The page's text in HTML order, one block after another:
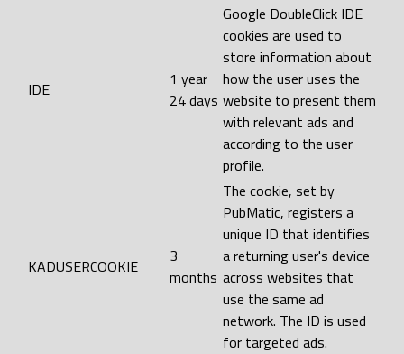
IDE
1 year
24 days
Google DoubleClick IDE
cookies are used to
store information about
how the user uses the
website to present them
with relevant ads and
according to the user
profile.
KADUSERCOOKIE
3
months
The cookie, set by
PubMatic, registers a
unique ID that identifies
a returning user's device
across websites that
use the same ad
network. The ID is used
for targeted ads.